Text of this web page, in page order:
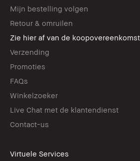
Mijn bestelling volgen
Retour & omruilen
Zie hier af van de koopovereenkomst
Verzending
Promoties
FAQs
Winkelzoeker
Live Chat met de klantendienst
Contact-us
Virtuele Services